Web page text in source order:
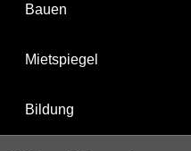
Bauen
Mietspiegel
Bildung